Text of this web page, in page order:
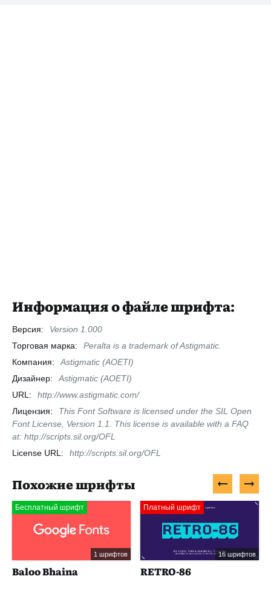
Информация о файле шрифта:
Версия:
Version 1.000
Торговая марка:
Peralta is a trademark of Astigmatic.
Компания:
Astigmatic (AOETI)
Дизайнер:
Astigmatic (AOETI)
URL:
http://www.astigmatic.com/
Лицензия:
This Font Software is licensed under the SIL Open
Font License, Version 1.1. This license is available with a FAQ
at: http://scripts.sil.org/OFL
License URL:
http://scripts.sil.org/OFL
Похожие шрифты
Бесплатный шрифт
1 шрифтов
Baloo Bhaina
Платный шрифт
16 шрифтов
RETRO-86